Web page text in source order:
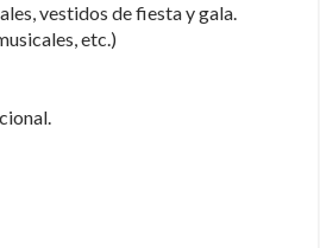
vestidos de fiesta y gala.
etc.)